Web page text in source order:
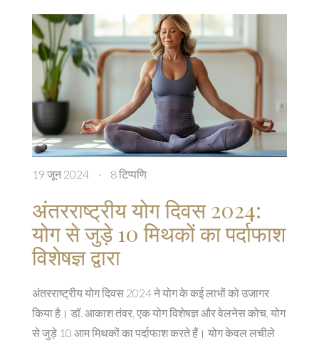
19 जून 2024 · 8 टिप्पणि
अंतरराष्ट्रीय योग दिवस 2024:
योग से जुड़े 10 मिथकों का पर्दाफाश
विशेषज्ञ द्वारा
अंतरराष्ट्रीय योग दिवस 2024 ने योग के कई लाभों को उजागर
किया है। डॉ. आकाश तंवर, एक योग विशेषज्ञ और वेलनेस कोच, योग
से जुड़े 10 आम मिथकों का पर्दाफाश करते हैं। योग केवल लचीले